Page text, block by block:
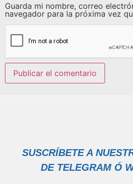
Guarda mi nombre, correo
navegador para la próxima vez
SUSCRÍBETE A
DE TELEGRAM Ó